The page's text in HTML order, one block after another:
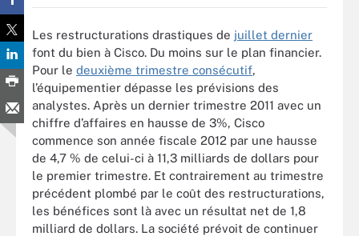
Les restructurations drastiques de juillet dernier
font du bien à Cisco. Du moins sur le plan financier.
Pour le deuxième trimestre consécutif,
l’équipementier dépasse les prévisions des
analystes. Après un dernier trimestre 2011 avec un
chiffre d’affaires en hausse de 3%, Cisco
commence son année fiscale 2012 par une hausse
de 4,7 % de celui-ci à 11,3 milliards de dollars pour
le premier trimestre. Et contrairement au trimestre
précédent plombé par le coût des restructurations,
les bénéfices sont là avec un résultat net de 1,8
milliard de dollars. La société prévoit de continuer